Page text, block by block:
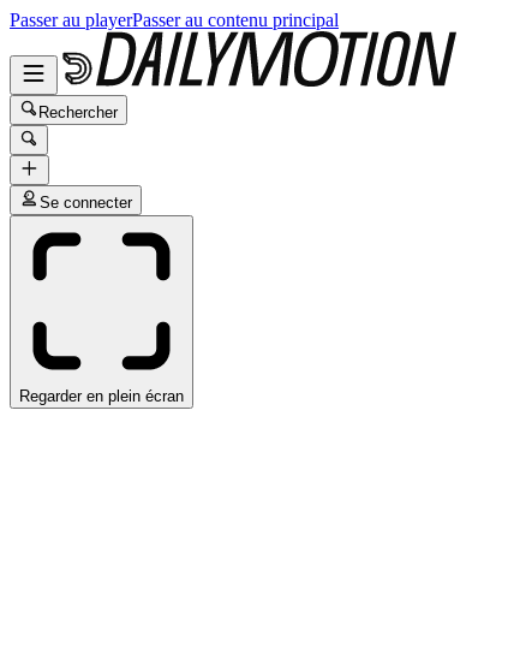
Passer au playerPasser au contenu principal
Rechercher
Se connecter
Regarder en plein écran